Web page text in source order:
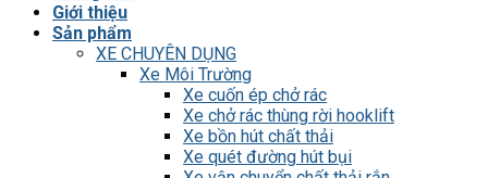
Giới thiệu
Sản phẩm
XE CHUYÊN DỤNG
Xe Môi Trường
Xe cuốn ép chở rác
Xe chở rác thùng rời hooklift
Xe bồn hút chất thải
Xe quét đường hút bụi